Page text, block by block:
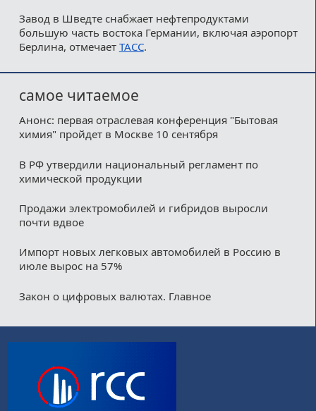
Завод в Шведте снабжает нефтепродуктами
большую часть востока Германии, включая аэропорт
Берлина, отмечает ТАСС.
самое читаемое
Анонс: первая отраслевая конференция "Бытовая
химия" пройдет в Москве 10 сентября
В РФ утвердили национальный регламент по
химической продукции
Продажи электромобилей и гибридов выросли
почти вдвое
Импорт новых легковых автомобилей в Россию в
июле вырос на 57%
Закон о цифровых валютах. Главное